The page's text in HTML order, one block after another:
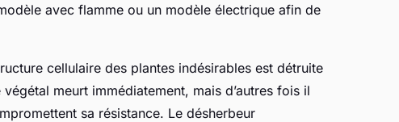
avec flamme ou un modèle électrique afin de
cellulaire des plantes indésirables est détruite
meurt immédiatement, mais d’autres fois il
sa résistance. Le désherbeur